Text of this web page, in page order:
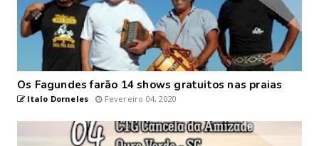
Os Fagundes farão 14 shows gratuitos nas praias
Italo Dorneles Fevereiro 04, 2020